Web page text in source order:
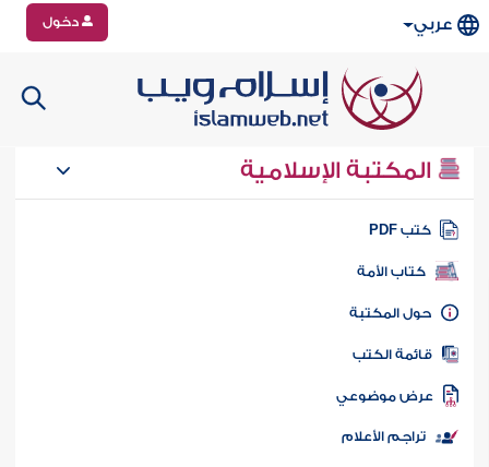
عربي دخول
المكتبة الإسلامية
كتب PDF
كتاب الأمة
المكتبة
الكتب
موضوعي